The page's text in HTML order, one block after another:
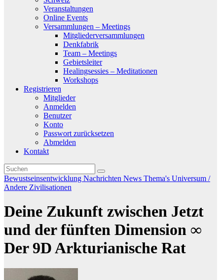
Veranstaltungen
Online Events
Versammlungen – Meetings
Mitgliederversammlungen
Denkfabrik
Team – Meetings
Gebietsleiter
Healingsessies – Meditationen
Workshops
Registrieren
Mitglieder
Anmelden
Benutzer
Konto
Passwort zurücksetzen
Abmelden
Kontakt
Bewustseinsentwicklung Nachrichten News Thema's Universum /
Andere Zivilisationen
Deine Zukunft zwischen Jetzt
und der fünften Dimension ∞
Der 9D Arkturianische Rat